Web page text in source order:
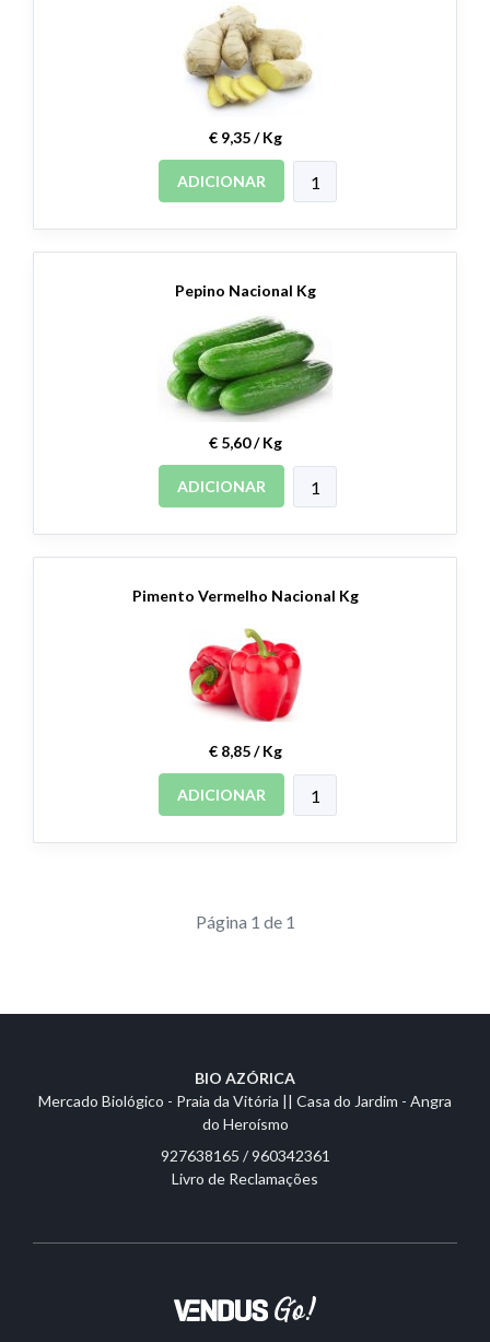
€ 9,35 / Kg
ADICIONAR
Pepino Nacional Kg
€ 5,60 / Kg
ADICIONAR
Pimento Vermelho Nacional Kg
€ 8,85 / Kg
ADICIONAR
Página 1 de 1
BIO AZÓRICA
Mercado Biológico - Praia da Vitória || Casa do Jardim - Angra
do Heroísmo
927638165 / 960342361
Livro de Reclamações